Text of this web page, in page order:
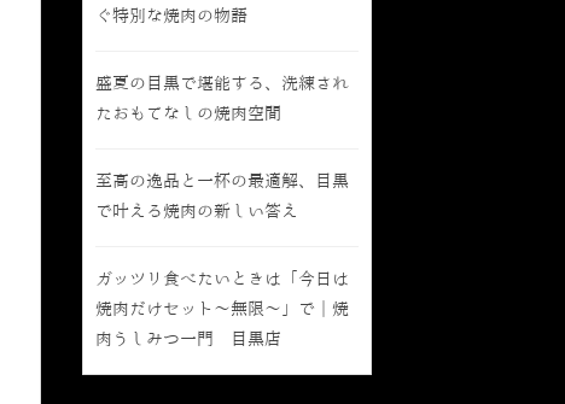
ぐ特別な焼肉の物語
盛夏の目黒で堪能する、洗練され
たおもてなしの焼肉空間
至高の逸品と一杯の最適解、目黒
で叶える焼肉の新しい答え
ガッツリ食べたいときは「今日は
焼肉だけセット〜無限〜」で｜焼
肉うしみつ一門 目黒店